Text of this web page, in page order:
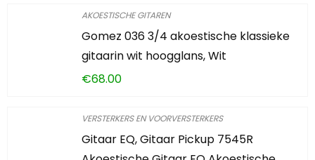
AKOESTISCHE GITAREN
Gomez 036 3/4 akoestische klassieke
gitaarin wit hoogglans, Wit
€68.00
VERSTERKERS EN VOORVERSTERKERS
Gitaar EQ, Gitaar Pickup 7545R